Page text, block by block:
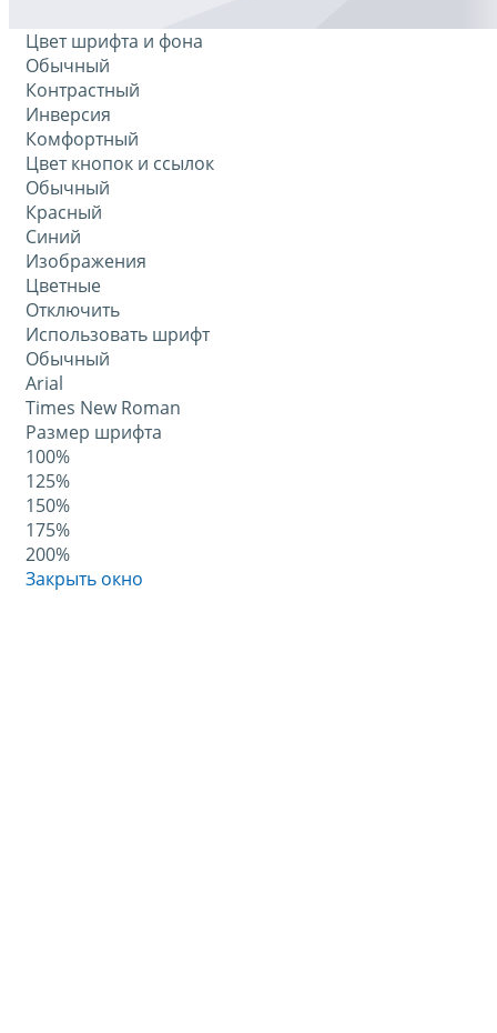
Цвет шрифта и фона
Обычный
Контрастный
Инверсия
Комфортный
Цвет кнопок и ссылок
Обычный
Красный
Синий
Изображения
Цветные
Отключить
Использовать шрифт
Обычный
Arial
Times New Roman
Размер шрифта
100%
125%
150%
175%
200%
Закрыть окно